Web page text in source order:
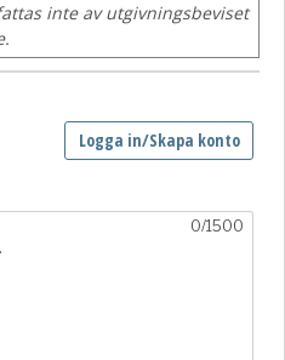
inte av utgivningsbeviset